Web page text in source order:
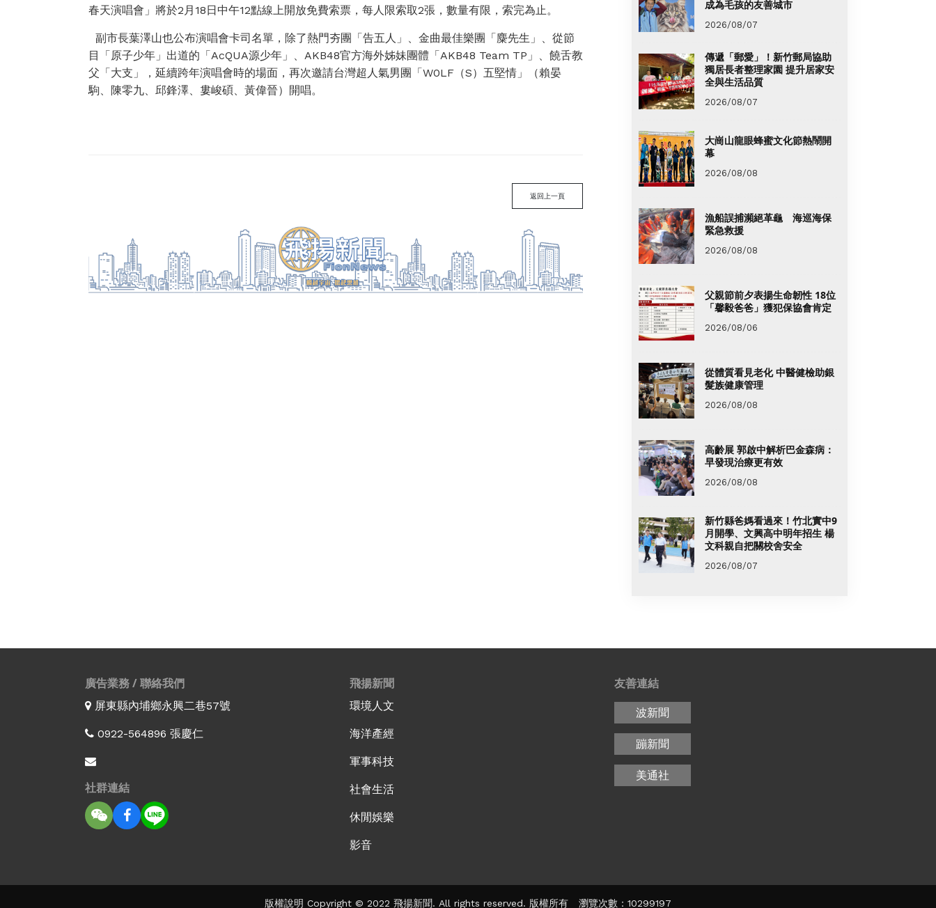
春天演唱會」將於2月18日中午12點線上開放免費索票，每人限索取2張，數量有限，索完為止。
副市長葉澤山也公布演唱會卡司名單，除了熱門夯團「告五人」、金曲最佳樂團「麋先生」、從節
目「原子少年」出道的「AcQUA源少年」、AKB48官方海外姊妹團體「AKB48 Team TP」、饒舌教
父「大支」，延續跨年演唱會時的場面，再次邀請台灣超人氣男團「W0LF（S）五堅情」（賴晏
駒、陳零九、邱鋒澤、婁峻碩、黃偉晉）開唱。
返回上一頁
成為毛孩的友善城市
2026/08/07
傳遞「郵愛」！新竹郵局協助
獨居長者整理家園 提升居家安
全與生活品質
2026/08/07
大崗山龍眼蜂蜜文化節熱鬧開
幕
2026/08/08
漁船誤捕瀕絕革龜 海巡海保
緊急救援
2026/08/08
父親節前夕表揚生命韌性 18位
「馨毅爸爸」獲犯保協會肯定
2026/08/06
從體質看見老化 中醫健檢助銀
髮族健康管理
2026/08/08
高齡展 郭啟中解析巴金森病：
早發現治療更有效
2026/08/08
新竹縣爸媽看過來！竹北實中9
月開學、文興高中明年招生 楊
文科親自把關校舍安全
2026/08/07
廣告業務 / 聯絡我們
屏東縣內埔鄉永興二巷57號
0922-564896 張慶仁
社群連結
飛揚新聞
環境人文
海洋產經
軍事科技
社會生活
休閒娛樂
影音
友善連結
波新聞
蹦新聞
美通社
版權說明 Copyright © 2022 飛揚新聞. All rights reserved. 版權所有 瀏覽次數：10299197